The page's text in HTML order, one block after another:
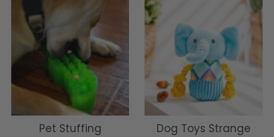
Pet Stuffing
Dog Toys Strange